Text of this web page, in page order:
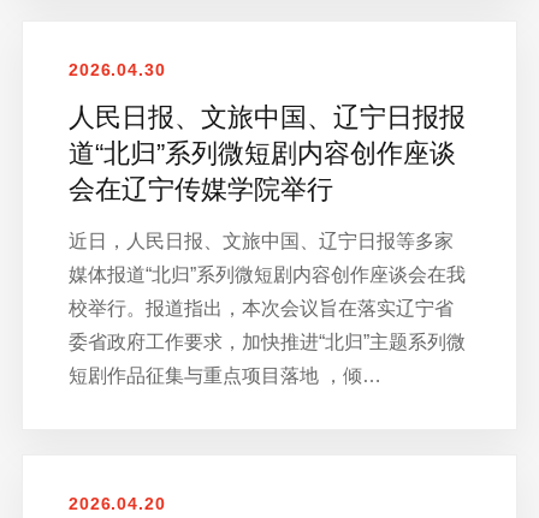
2026.04.30
人民日报、文旅中国、辽宁日报报
道“北归”系列微短剧内容创作座谈
会在辽宁传媒学院举行
近日，人民日报、文旅中国、辽宁日报等多家
媒体报道“北归”系列微短剧内容创作座谈会在我
校举行。报道指出，本次会议旨在落实辽宁省
委省政府工作要求，加快推进“北归”主题系列微
短剧作品征集与重点项目落地 ，倾…
2026.04.20